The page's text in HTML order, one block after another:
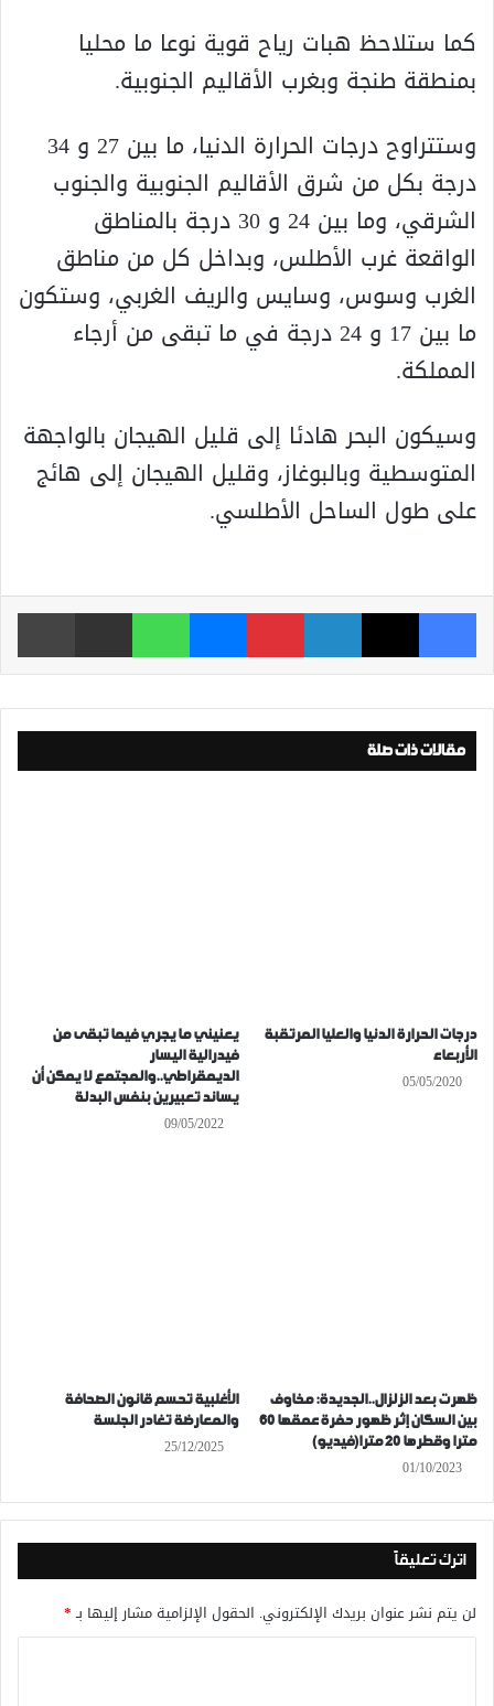
كما ستلاحظ هبات رياح قوية نوعا ما محليا
بمنطقة طنجة وبغرب الأقاليم الجنوبية.
وستتراوح درجات الحرارة الدنيا، ما بين 27 و 34
درجة بكل من شرق الأقاليم الجنوبية والجنوب
الشرقي، وما بين 24 و 30 درجة بالمناطق
الواقعة غرب الأطلس، وبداخل كل من مناطق
الغرب وسوس، وسايس والريف الغربي، وستكون
ما بين 17 و 24 درجة في ما تبقى من أرجاء
المملكة.
وسيكون البحر هادئا إلى قليل الهيجان بالواجهة
المتوسطية وبالبوغاز، وقليل الهيجان إلى هائج
على طول الساحل الأطلسي.
فيسبوك ‫X لينكدإن بينتيريست ماسنجر واتساب مشاركة عبر البريد
مقالات ذات صلة
درجات الحرارة الدنيا والعليا المرتقبة
الأربعاء
05/05/2020
يعنيني ما يجري فيما تبقى من
فيدرالية اليسار
الديمقراطي..والمجتمع لا يمكن أن
يساند تعبيرين بنفس البدلة
09/05/2022
ظهرت بعد الزلزال..الجديدة: مخاوف
بين السكان إثر ظهور حفرة عمقها 60
مترا وقطرها 20 مترا(فيديو)
01/10/2023
الأغلبية تحسم قانون الصحافة
والمعارضة تغادر الجلسة
25/12/2025
اترك تعليقاً
لن يتم نشر عنوان بريدك الإلكتروني. الحقول الإلزامية مشار إليها بـ*